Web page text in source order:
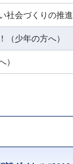
社会づくりの推
（少年の方へ）
）